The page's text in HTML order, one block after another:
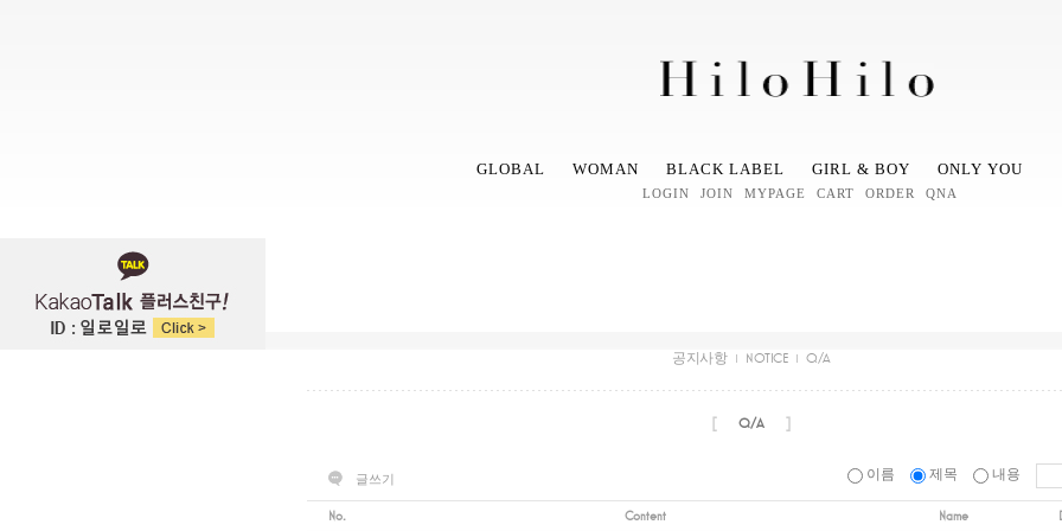
GLOBAL WOMAN BLACK LABEL GIRL & BOY ONLY YOU
LOGIN JOIN MYPAGE CART ORDER QNA
공지사항 NOTICE Q/A
[ Q/A ]
글쓰기 이름 제목 내용
No. Content Name